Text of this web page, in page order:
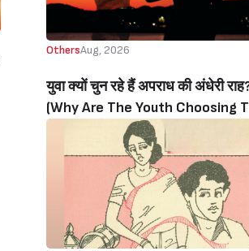
OthersAug, 2026
युवा क्यों चुन रहे हैं अपराध की अंधेरी
(Why Are The Youth Choosing
Dark Path Of Crime?)